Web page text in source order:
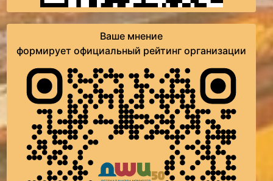
Ваше мнение
формирует официальный рейтинг организации